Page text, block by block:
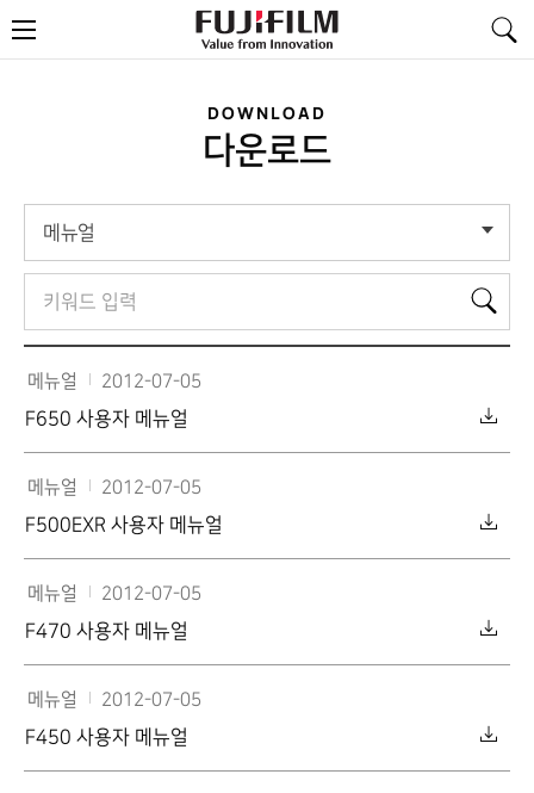
메
뉴
DOWNLOAD
다운로드
메뉴얼
어
색
메뉴얼
F650 사용자 메뉴얼
2012-07-05
메뉴얼
F500EXR 사용자 메뉴얼
2012-07-05
메뉴얼
F470 사용자 메뉴얼
2012-07-05
메뉴얼
F450 사용자 메뉴얼
2012-07-05